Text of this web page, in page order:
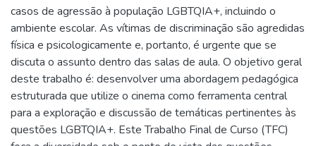
casos de agressão à população LGBTQIA+, incluindo o
ambiente escolar. As vítimas de discriminação são agredidas
física e psicologicamente e, portanto, é urgente que se
discuta o assunto dentro das salas de aula. O objetivo geral
deste trabalho é: desenvolver uma abordagem pedagógica
estruturada que utilize o cinema como ferramenta central
para a exploração e discussão de temáticas pertinentes às
questões LGBTQIA+. Este Trabalho Final de Curso (TFC)